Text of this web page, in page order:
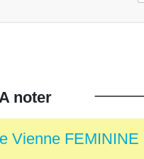
A noter
Vienne FEMININE